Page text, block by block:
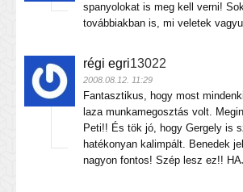
spanyolokat is meg kell verni!
továbbiakban is, mi veletek
régi egri13022
2008.08.12. 11:29
Fantasztikus, hogy most
laza munkamegosztás volt.
Peti!! És tök jó, hogy Gergely is
hatékonyan kalimpált. Benedek
nagyon fontos! Szép lesz ez!!